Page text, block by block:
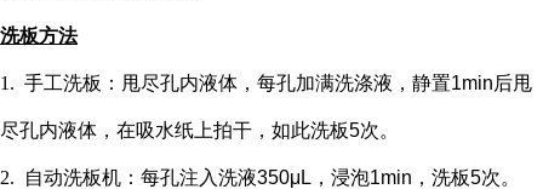
洗板方法
1. 手工洗板：甩尽孔内液体，每孔加满洗涤液，静置1min后甩
尽孔内液体，在吸水纸上拍干，如此洗板5次。
2. 自动洗板机：每孔注入洗液350μL，浸泡1min，洗板5次。